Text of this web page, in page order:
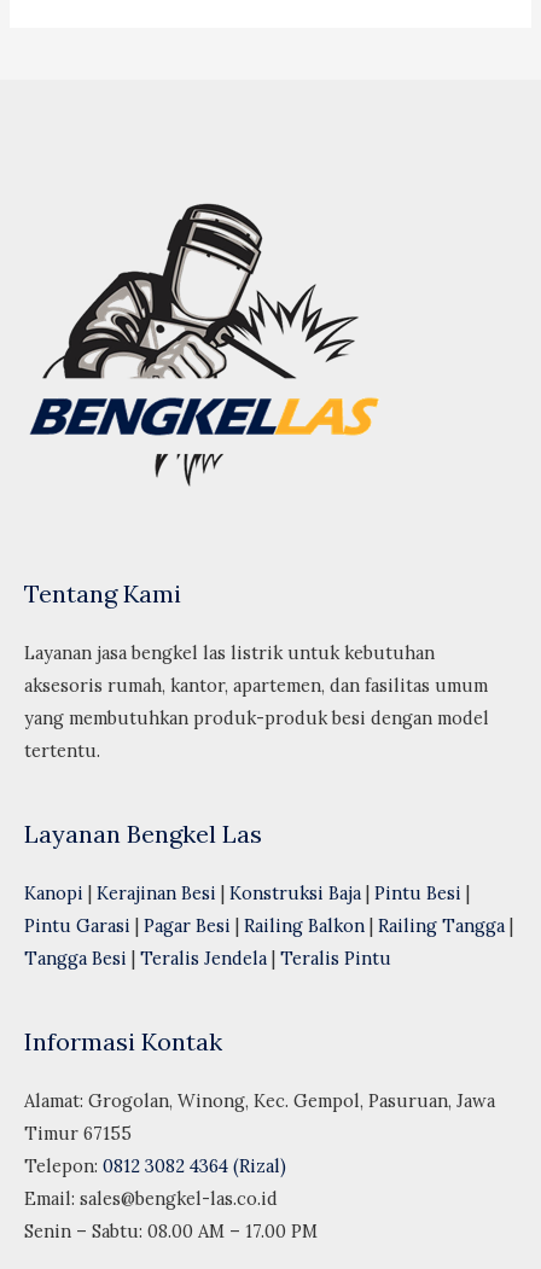
Tentang Kami
Layanan jasa bengkel las listrik untuk kebutuhan
aksesoris rumah, kantor, apartemen, dan fasilitas umum
yang membutuhkan produk-produk besi dengan model
tertentu.
Layanan Bengkel Las
Kanopi Kerajinan Besi Konstruksi Baja Pintu Besi
Pintu Garasi
Pagar Besi Railing Balkon Railing Tangga
Tangga Besi
Teralis Jendela Teralis Pintu
Informasi Kontak
Alamat: Grogolan, Winong, Kec. Gempol, Pasuruan, Jawa
Timur 67155
Telepon: 0812 3082 4364 (Rizal)
Email: sales@bengkel-las.co.id
Senin – Sabtu: 08.00 AM – 17.00 PM